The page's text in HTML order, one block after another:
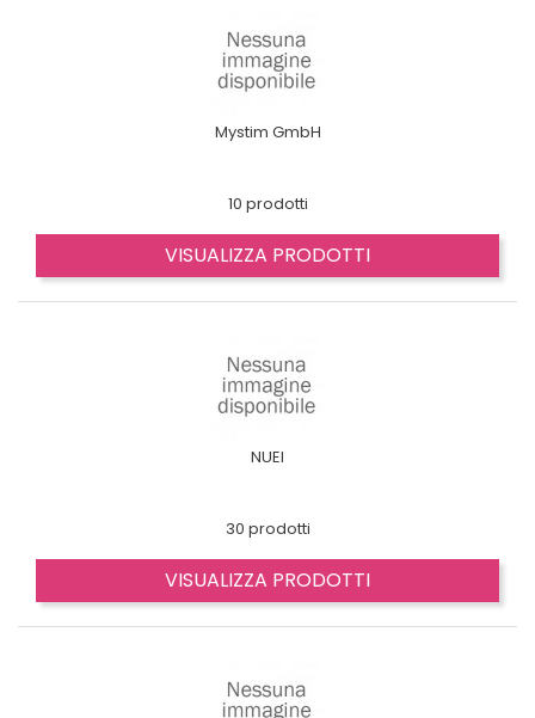
Mystim GmbH
10 prodotti
VISUALIZZA PRODOTTI
NUEI
30 prodotti
VISUALIZZA PRODOTTI